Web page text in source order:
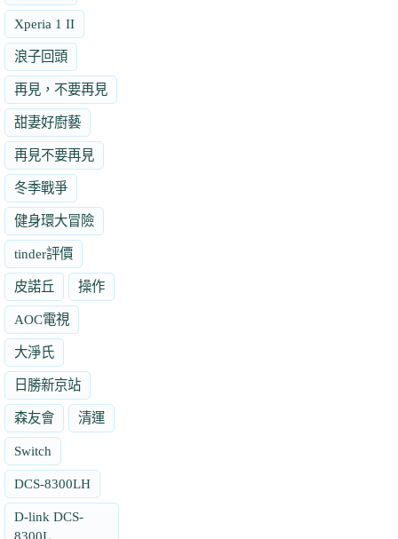
Xperia 1 II
浪子回頭
再見，不要再見
甜妻好廚藝
再見不要再見
冬季戰爭
健身環大冒險
tinder評價
皮諾丘 操作
AOC電視
大淨氏
日勝新京站
森友會 清運
Switch
DCS-8300LH
D-link DCS-